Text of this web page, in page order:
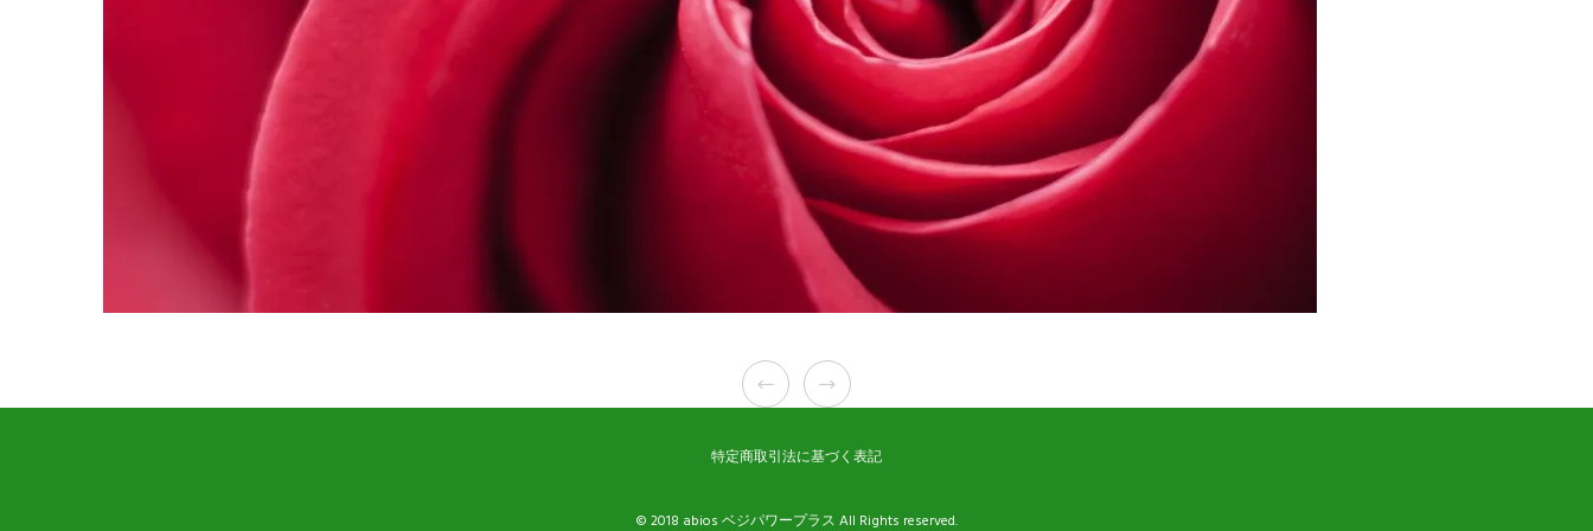
特定商取引法に基づく表記
© 2018 abios ベジパワープラス All Rights reserved.